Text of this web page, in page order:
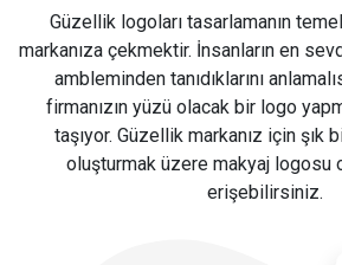
Güzellik logoları tasarlamanın
markanıza çekmektir. İnsanların en
ambleminden tanıdıklarını
firmanızın yüzü olacak bir logo
taşıyor. Güzellik markanız için şık
oluşturmak üzere makyaj logosu
erişebilirsiniz.